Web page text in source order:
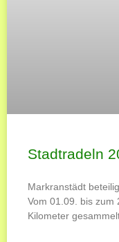
Stadtradeln
Markranstädt
Vom 01.09. bis zum
Kilometer